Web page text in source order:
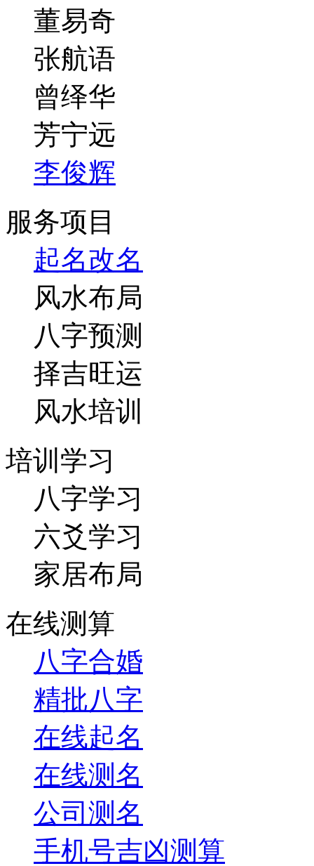
董易奇
张航语
曾绎华
芳宁远
李俊辉
服务项目
起名改名
风水布局
八字预测
择吉旺运
风水培训
培训学习
八字学习
六爻学习
家居布局
在线测算
八字合婚
精批八字
在线起名
在线测名
公司测名
手机号吉凶测算